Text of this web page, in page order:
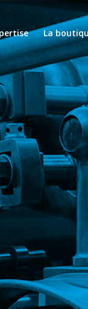
La